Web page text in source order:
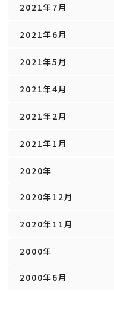
2021年7月
2021年6月
2021年5月
2021年4月
2021年2月
2021年1月
2020年
2020年12月
2020年11月
2000年
2000年6月